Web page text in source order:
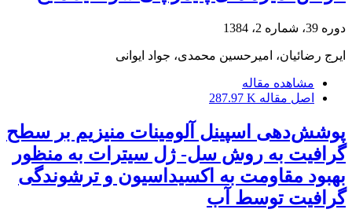
دوره 39، شماره 2، 1384
ایرج رضائیان، امیرحسین محمدی، جواد ایوانی
مشاهده مقاله
اصل مقاله 287.97 K
پوشش‌دهی اسپینل آلومینات منیزیم بر سطح
گرافیت به روش سل- ژل سیترات به منظور
بهبود مقاومت به اکسیداسیون و ترشوندگی
گرافیت توسط آب